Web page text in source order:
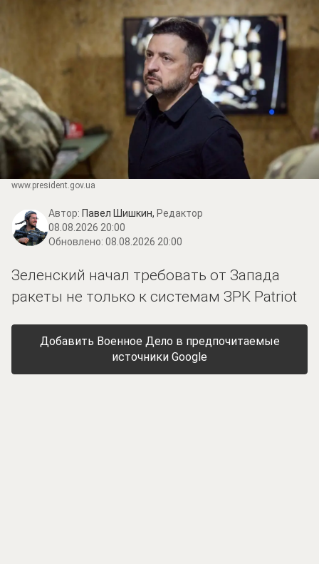
www.prеsidеnt.gоv.uа
Автор: Павел Шишкин, Редактор
08.08.2026 20:00
Обновлено: 08.08.2026 20:00
Зеленский начал требовать от Запада
ракеты не только к системам ЗРК Patriot
Добавить Военное Дело в предпочитаемые
источники Google